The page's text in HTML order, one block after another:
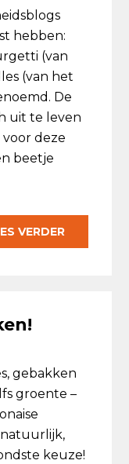
hebben:
(van
(van het
De
uit te leven
deze
beetje
VERDER
gebakken
groente –
keuze!